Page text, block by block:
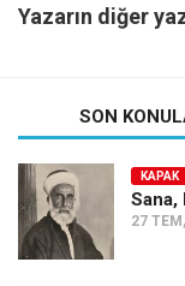
Yazarın diğer
SON
KAPAK
Sana,
27